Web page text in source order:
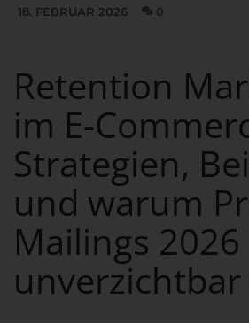
18. FEBRUAR 2026 0
Retention
im E-
Strategien,
und warum
Mailings 2026
unverzichtbar